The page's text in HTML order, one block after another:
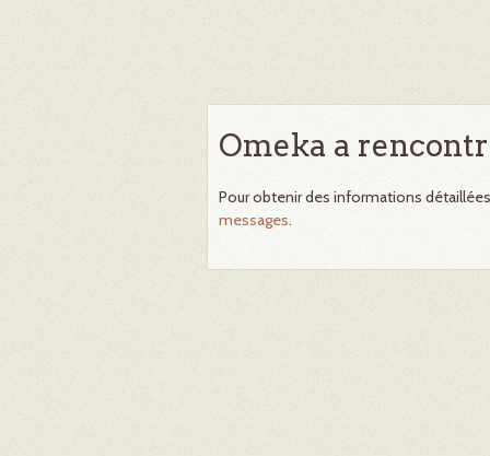
Omeka a
Pour obtenir des informations
messages.